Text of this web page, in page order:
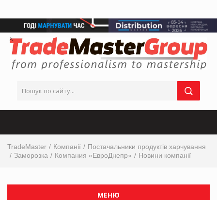
TradeMaster Компанії
Постачальники продуктів харчування
Заморозка
Компания «ЕвроДнепр» Новини компанії
МЕНЮ